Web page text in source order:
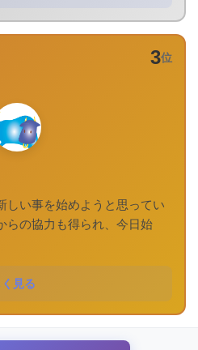
3位
しい事を始めようと思ってい
らの協力も得られ、今日始
見る